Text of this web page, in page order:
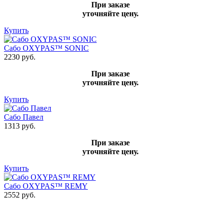
При заказе
уточняйте цену.
Купить
Сабо OXYPAS™ SONIC
2230 руб.
При заказе
уточняйте цену.
Купить
Сабо Павел
1313 руб.
При заказе
уточняйте цену.
Купить
Сабо OXYPAS™ REMY
2552 руб.